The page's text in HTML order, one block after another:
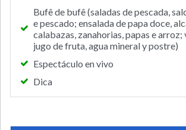
Bufê de bufê (saladas de pescada,
e pescado; ensalada de papa doce,
calabazas, zanahorias, papas e arroz;
jugo de fruta, agua mineral y postre)
Espectáculo en vivo
Dica